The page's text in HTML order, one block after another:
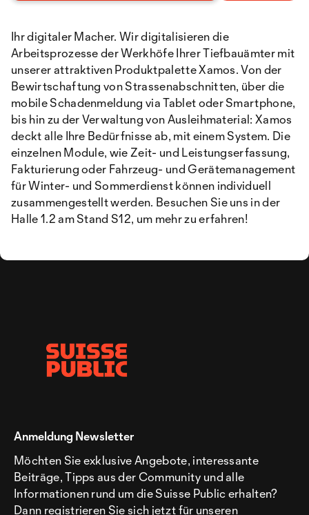
Ihr digitaler Macher. Wir digitalisieren die
Arbeitsprozesse der Werkhöfe Ihrer Tiefbauämter mit
unserer attraktiven Produktpalette Xamos. Von der
Bewirtschaftung von Strassenabschnitten, über die
mobile Schadenmeldung via Tablet oder Smartphone,
bis hin zu der Verwaltung von Ausleihmaterial: Xamos
deckt alle Ihre Bedürfnisse ab, mit einem System. Die
einzelnen Module, wie Zeit- und Leistungserfassung,
Fakturierung oder Fahrzeug- und Gerätemanagement
für Winter- und Sommerdienst können individuell
zusammengestellt werden. Besuchen Sie uns in der
Halle 1.2 am Stand S12, um mehr zu erfahren!
Anmeldung Newsletter
Möchten Sie exklusive Angebote, interessante
Beiträge, Tipps aus der Community und alle
Informationen rund um die Suisse Public erhalten?
Dann registrieren Sie sich jetzt für unseren